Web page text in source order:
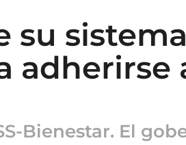
su
adherirse
Bienestar. El